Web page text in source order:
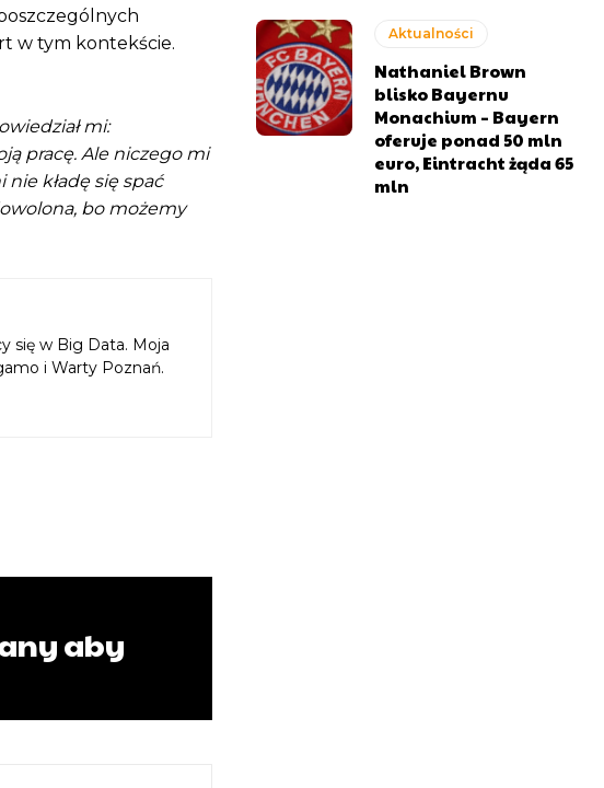
w tym kontekście.
mi:
pracę. Ale niczego mi
kładę się spać
bo możemy
się w Big Data. Moja
i Warty Poznań.
aby
Aktualności
Nathaniel Brown
blisko Bayernu
Monachium – Bayern
oferuje ponad 50 mln
euro, Eintracht żąda 65
mln